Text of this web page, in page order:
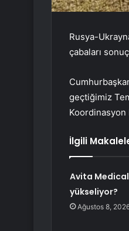
Rusya-
çabaları
geçtiğimiz
İlgili
Avita
yükseliyor?
Ağustos 8,